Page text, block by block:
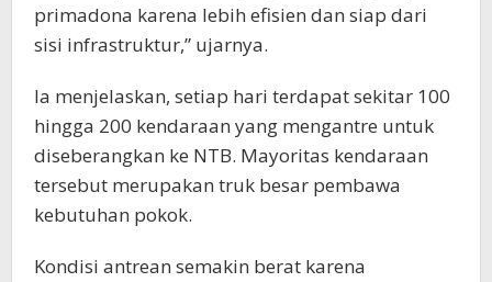
primadona karena lebih efisien dan siap dari
sisi infrastruktur,” ujarnya.
Ia menjelaskan, setiap hari terdapat sekitar 100
hingga 200 kendaraan yang mengantre untuk
diseberangkan ke NTB. Mayoritas kendaraan
tersebut merupakan truk besar pembawa
kebutuhan pokok.
Kondisi antrean semakin berat karena